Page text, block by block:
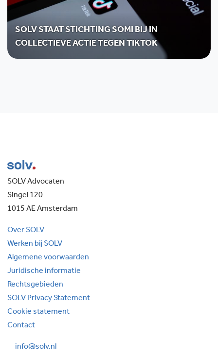
SOLV STAAT STICHTING SOMI BIJ IN
COLLECTIEVE ACTIE TEGEN TIKTOK
SOLV Advocaten
Singel 120
1015 AE Amsterdam
Over SOLV
Werken bij SOLV
Algemene voorwaarden
Juridische informatie
Rechtsgebieden
SOLV Privacy Statement
Cookie statement
Contact
info@solv.nl